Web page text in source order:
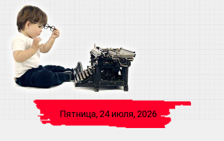
Пятница, 24 июля, 2026